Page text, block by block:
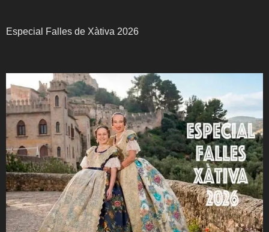
Especial Falles de Xàtiva 2026